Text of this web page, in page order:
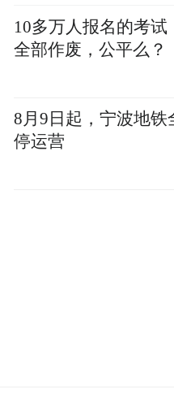
10多万人报名的考试
全部作废，公平么？
8月9日起，宁波地铁
停运营